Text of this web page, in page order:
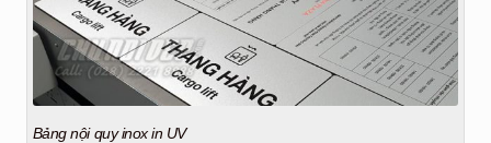
Bảng nội quy inox in UV